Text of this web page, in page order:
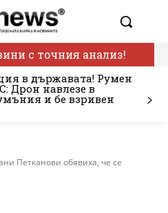
с точния анализ!
в държавата! Румен
Дрон навлезе в
и бе взривен
Петканови обявиха, че се